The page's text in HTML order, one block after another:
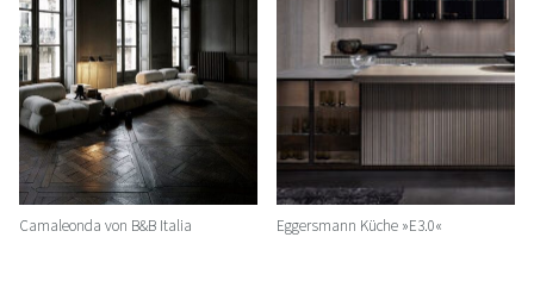
Eggersmann Küche »E3.0«
Camaleonda von B&B Italia